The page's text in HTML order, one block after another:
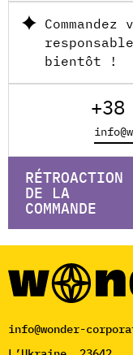
bientôt !
RÉTROACTION
DE LA
COMMANDE
info@wonder-